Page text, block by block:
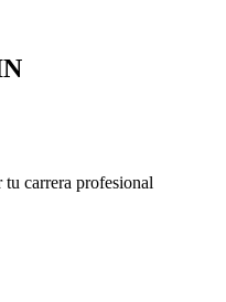
tu carrera profesional